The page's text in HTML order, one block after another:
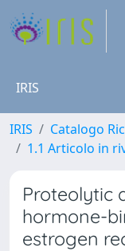
IRIS
IRIS Catalogo
1.1 Articolo in
Proteolytic
hormone-
estrogen